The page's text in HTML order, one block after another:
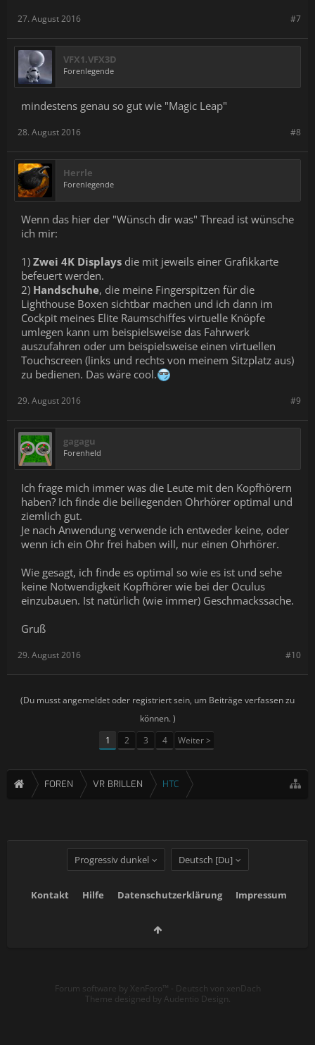
#7
27. August 2016
VFX1.VFX3D
Forenlegende
mindestens genau so gut wie "Magic Leap"
#8
28. August 2016
Herrle
Forenlegende
Wenn das hier der "Wünsch dir was" Thread ist wünsche
ich mir:
1) Zwei 4K Displays die mit jeweils einer Grafikkarte
befeuert werden.
2) Handschuhe, die meine Fingerspitzen für die
Lighthouse Boxen sichtbar machen und ich dann im
Cockpit meines Elite Raumschiffes virtuelle Knöpfe
umlegen kann um beispielsweise das Fahrwerk
auszufahren oder um beispielsweise einen virtuellen
Touchscreen (links und rechts von meinem Sitzplatz aus)
zu bedienen. Das wäre cool.
#9
29. August 2016
gagagu
Forenheld
Ich frage mich immer was die Leute mit den Kopfhörern
haben? Ich finde die beiliegenden Ohrhörer optimal und
ziemlich gut.
Je nach Anwendung verwende ich entweder keine, oder
wenn ich ein Ohr frei haben will, nur einen Ohrhörer.
Wie gesagt, ich finde es optimal so wie es ist und sehe
keine Notwendigkeit Kopfhörer wie bei der Oculus
einzubauen. Ist natürlich (wie immer) Geschmackssache.
Gruß
#10
29. August 2016
(Du musst angemeldet oder registriert sein, um Beiträge verfassen zu
können. )
1
2 3 4 Weiter >
FOREN VR BRILLEN HTC
Progressiv dunkel Deutsch [Du]
Kontakt Hilfe Datenschutzerklärung Impressum
Forum software by XenForo™ - Deutsch von xenDach
Theme designed by Audentio Design.